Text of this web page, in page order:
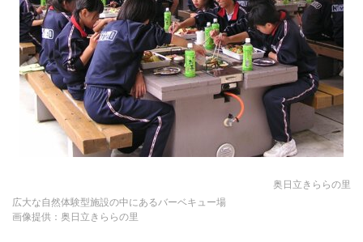
奥日立きららの里
広大な自然体験型施設の中にあるバーベキュー場
画像提供：奥日立きららの里